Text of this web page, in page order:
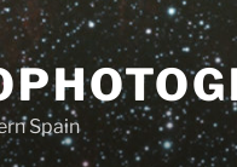
Spain